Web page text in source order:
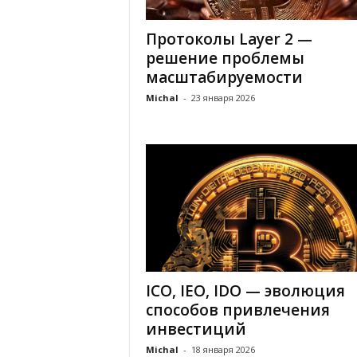
Протоколы Layer 2 —
решение проблемы
масштабируемости
Michal - 23 января 2026
ICO, IEO, IDO — эволюция
способов привлечения
инвестиций
Michal - 18 января 2026